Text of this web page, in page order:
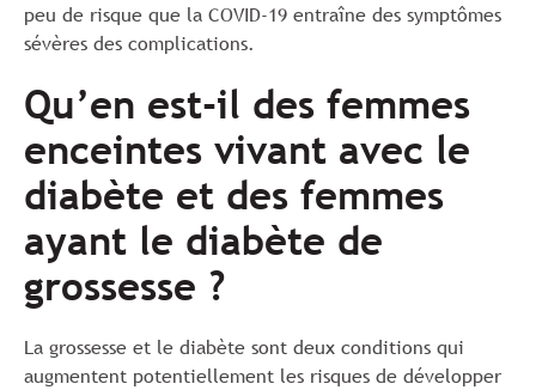
peu de risque que la COVID-19 entraîne des symptômes
sévères des complications.
Qu’en est-il des femmes
enceintes vivant avec le
diabète et des femmes
ayant le diabète de
grossesse ?
La grossesse et le diabète sont deux conditions qui
augmentent potentiellement les risques de développer